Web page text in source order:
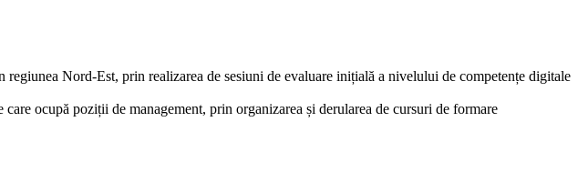
Nord-Est, prin realizarea de sesiuni de evaluare inițială a nivelului de competențe digitale
ocupă poziții de management, prin organizarea și derularea de cursuri de formare